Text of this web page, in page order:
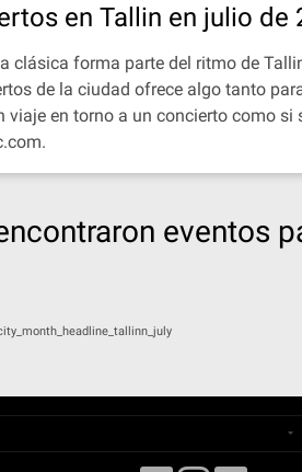
en Tallin en julio de
clásica forma parte del ritmo de
de la ciudad ofrece algo tanto
viaje en torno a un concierto como
eventos